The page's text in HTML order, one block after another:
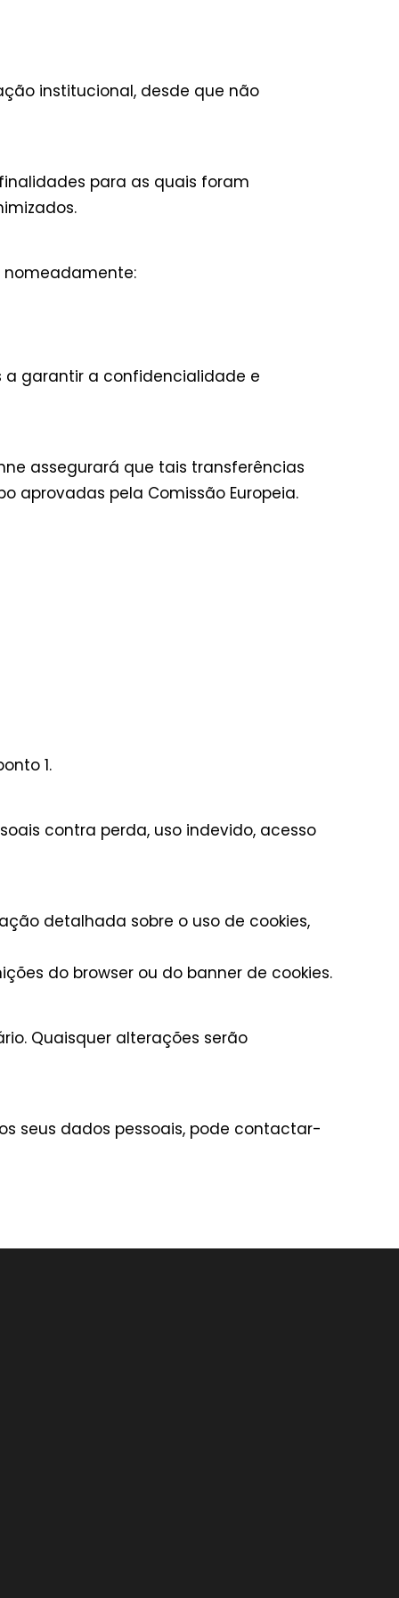
institucional, desde que não
para as quais foram
nomeadamente:
garantir a confidencialidade e
assegurará que tais transferências
aprovadas pela Comissão Europeia.
1.
contra perda, uso indevido, acesso
detalhada sobre o uso de cookies,
do browser ou do banner de cookies.
Quaisquer alterações serão
seus dados pessoais, pode contactar-